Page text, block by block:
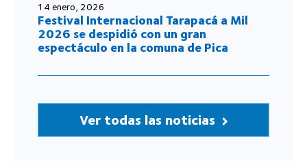
14 enero, 2026
Festival Internacional Tarapacá a Mil
2026 se despidió con un gran
espectáculo en la comuna de Pica
Ver todas las noticias